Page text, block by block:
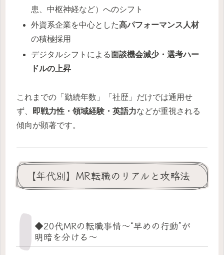
患、中枢神経など）へのシフト
外資系企業を中心とした高パフォーマンス人材
の積極採用
デジタルシフトによる面談機会減少・選考ハー
ドルの上昇
これまでの「勤続年数」「社歴」だけでは通用せ
ず、
即戦力性・領域経験・英語力などが重視される
傾向が顕著です。
【年代別】MR転職のリアルと攻略法
◆20代MRの転職事情〜“早めの行動”が
明暗を分ける〜